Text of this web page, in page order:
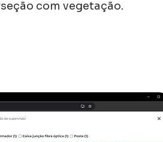
com vegetação.